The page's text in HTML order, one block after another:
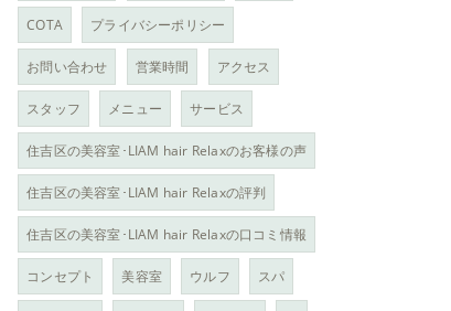
COTA プライバシーポリシー
お問い合わせ 営業時間 アクセス
スタッフ メニュー サービス
住吉区の美容室･LIAM hair Relaxのお客様の声
住吉区の美容室･LIAM hair Relaxの評判
住吉区の美容室･LIAM hair Relaxの口コミ情報
コンセプト 美容室 ウルフ スパ